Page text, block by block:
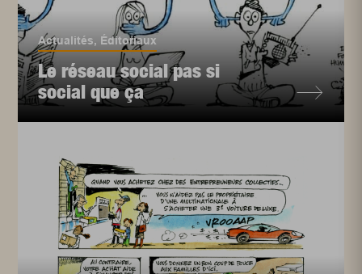
Actualités, Éditoriaux
Le réseau social pas si
social que ça